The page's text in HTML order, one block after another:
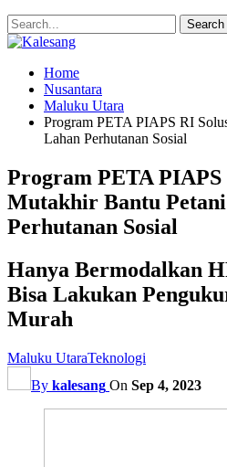
Home
Nusantara
Maluku Utara
Program PETA PIAPS RI
Lahan Perhutanan Sosial
Program PETA PIAPS
Mutakhir Bantu
Perhutanan Sosial
Hanya Bermodalkan
Bisa Lakukan
Murah
Maluku UtaraTeknologi
By kalesang On Sep 4, 2023